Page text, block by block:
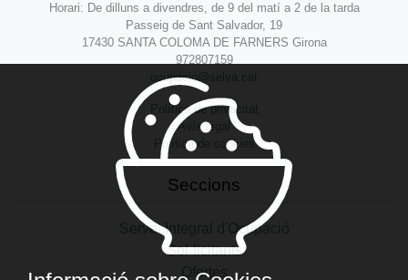
Horari: De dilluns a divendres, de 9 del matí a 2 de la tarda
Passeig de Sant Salvador, 19
17430 SANTA COLOMA DE FARNERS Girona
972807159
ocupacio@selva.cat
Política de privacitat
Avís legal
Política de cookies
Seccions
Servei Integral d'Ocupació
Sol·licitants
Ofertes